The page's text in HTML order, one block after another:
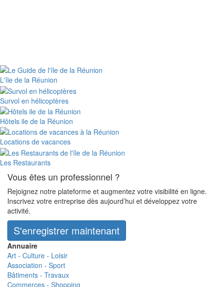
L'île de la Réunion
Survol en hélicoptères
Hôtels ile de la Réunion
Locations de vacances
Les Restaurants
Vous êtes un professionnel ?
Rejoignez notre plateforme et augmentez votre visibilité en ligne.
Inscrivez votre entreprise dès aujourd’hui et développez votre
activité.
S'enregistrer maintenant
Annuaire
Art - Culture - Loisir
Association - Sport
Bâtiments - Travaux
Commerces - Shopping